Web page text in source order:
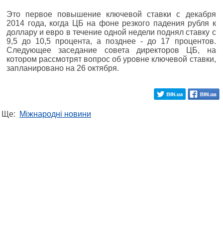
Это первое повышение ключевой ставки с декабря
2014 года, когда ЦБ на фоне резкого падения рубля к
доллару и евро в течение одной недели поднял ставку с
9,5 до 10,5 процента, а позднее - до 17 процентов.
Следующее заседание совета директоров ЦБ, на
котором рассмотрят вопрос об уровне ключевой ставки,
запланировано на 26 октября.
Ще: Міжнародні новини